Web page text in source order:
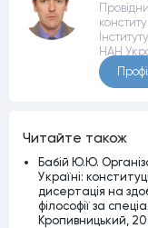
НАН
Читайте також
Бабій Ю.Ю.
Україні:
дисертація на
філософії за
Кропивницький,